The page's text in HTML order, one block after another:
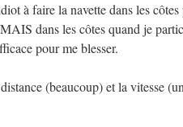
à faire la navette dans les
dans les côtes quand je
pour me blesser.
(beaucoup) et la vitesse